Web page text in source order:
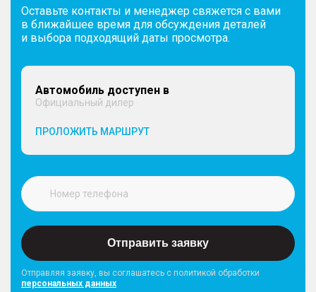
Оставьте контакты и менеджер свяжется с вами
в ближайшее время для обсуждения деталей
и выбора подходящий даты просмотра.
Автомобиль доступен в
Официальный дилер
ПРОЛОЖИТЬ МАРШРУТ
Отправить заявку
Отправляя заявку, вы соглашатесь с политикой обработки
персональных данных